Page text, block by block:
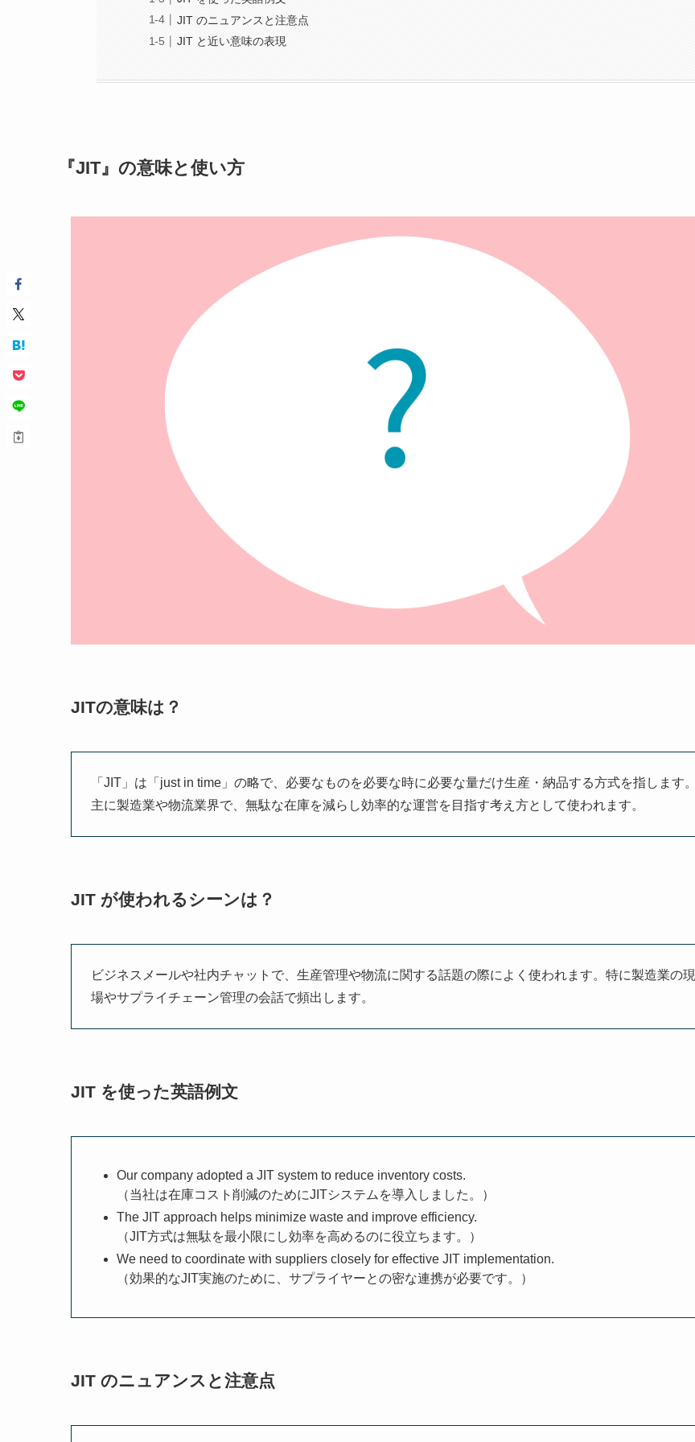
JIT のニュアンスと注意点
JIT と近い意味の表現
『JIT』の意味と使い方
JITの意味は？
「JIT」は「just in time」の略で、必要なものを必要な時に必要な量だけ生産・納品する方式を指します。
主に製造業や物流業界で、無駄な在庫を減らし効率的な運営を目指す考え方として使われます。
JIT が使われるシーンは？
ビジネスメールや社内チャットで、生産管理や物流に関する話題の際によく使われます。特に製造業の現
場やサプライチェーン管理の会話で頻出します。
JIT を使った英語例文
Our company adopted a JIT system to reduce inventory costs.
（当社は在庫コスト削減のためにJITシステムを導入しました。）
The JIT approach helps minimize waste and improve efficiency.
（JIT方式は無駄を最小限にし効率を高めるのに役立ちます。）
We need to coordinate with suppliers closely for effective JIT implementation.
（効果的なJIT実施のために、サプライヤーとの密な連携が必要です。）
JIT のニュアンスと注意点